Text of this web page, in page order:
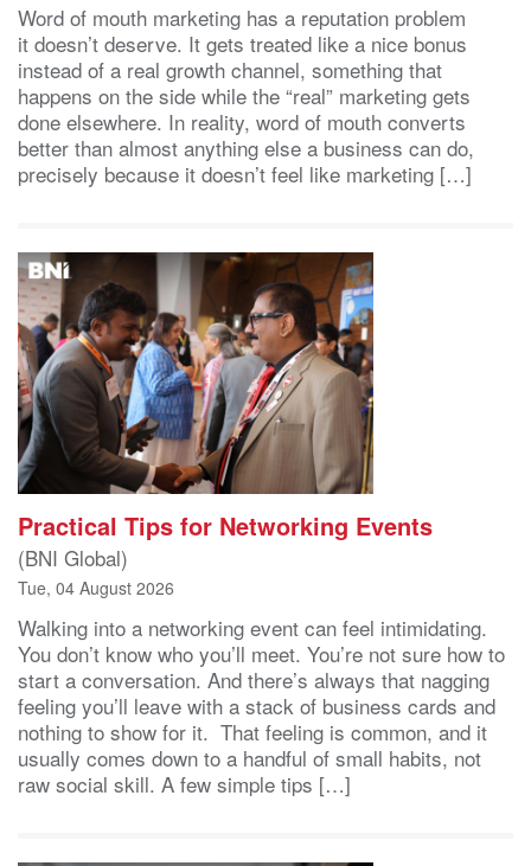
Word of mouth marketing has a reputation problem
it doesn’t deserve. It gets treated like a nice bonus
instead of a real growth channel, something that
happens on the side while the “real” marketing gets
done elsewhere. In reality, word of mouth converts
better than almost anything else a business can do,
precisely because it doesn’t feel like marketing […]
Practical Tips for Networking Events
(BNI Global)
Tue, 04 August 2026
Walking into a networking event can feel intimidating.
You don’t know who you’ll meet. You’re not sure how to
start a conversation. And there’s always that nagging
feeling you’ll leave with a stack of business cards and
nothing to show for it. That feeling is common, and it
usually comes down to a handful of small habits, not
raw social skill. A few simple tips […]